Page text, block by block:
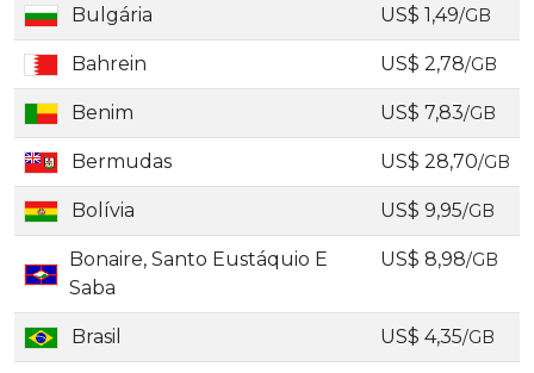
Bulgária US$ 1,49/GB
Bahrein US$ 2,78/GB
Benim US$ 7,83/GB
Bermudas US$ 28,70/GB
Bolívia US$ 9,95/GB
Bonaire, Santo Eustáquio E
Saba
US$ 8,98/GB
Brasil US$ 4,35/GB